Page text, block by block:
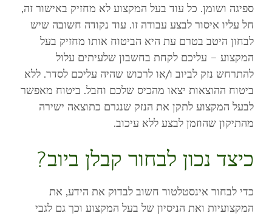
ספיגה ושומן. כל עוד בעל המקצוע לא מחזיק באישור זה,
חל עליו איסור לבצע עבודה זו. עוד נקודה חשובה שיש
לבחון היטב בטרם עת היא הביטוח אותו מחזיק בעל
המקצוע – עליכם לקחת בחשבון שלעיתים עלול
להתרחש נזק לביוב ו/או לרכוש שהיה עליכם לסדר. ללא
ביטוח ההוצאות יצאו מהכיס שלכם וחבל. ביטוח מאפשר
לבעל המקצוע לתקן את הנזק שנגרם כתוצאה ישירה
מהתיקון שהוזמן לבצע ללא עיכוב.
כיצד נכון לבחור קבלן ביוב?
כדי לבחור אינסטלטור חשוב לבדוק את הידע, את
המקצועיות ואת הניסיון של בעל המקצוע וכך גם לגבי